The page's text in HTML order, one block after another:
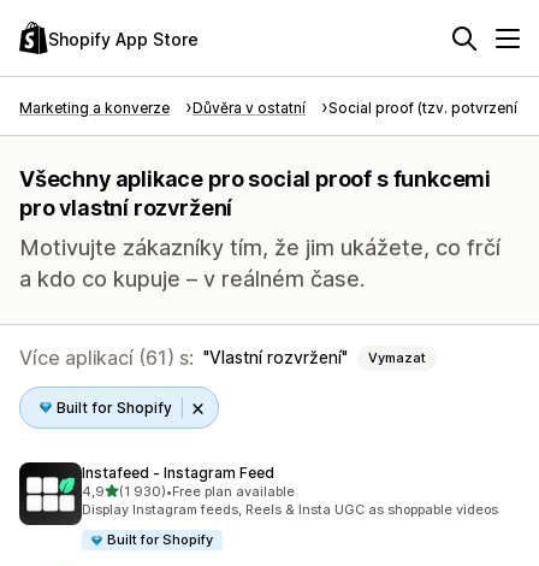
Shopify App Store
Marketing a konverze Důvěra v ostatní Social proof (tzv. potvrzení
Všechny aplikace pro social proof s funkcemi
pro vlastní rozvržení
Motivujte zákazníky tím, že jim ukážete, co frčí
a kdo co kupuje – v reálném čase.
Více aplikací (61) s: Vlastní rozvržení Vymazat
Built for Shopify
Instafeed ‑ Instagram Feed
4,9z 5 hvězd
(1 930)
Celkový počet recenzí: 1930
•Free plan available
Display Instagram feeds, Reels & Insta UGC as shoppable videos
Built for Shopify